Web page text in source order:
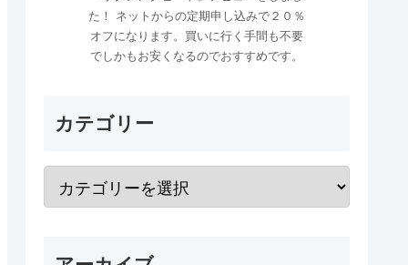
た！ ネットからの定期申し込みで２０％
オフになります。買いに行く手間も不要
でしかもお安くなるのでおすすめです。
カテゴリー